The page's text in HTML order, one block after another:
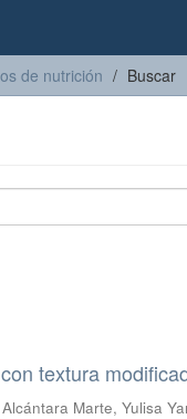
de nutrición Buscar
textura
Alcántara Marte, Yulisa